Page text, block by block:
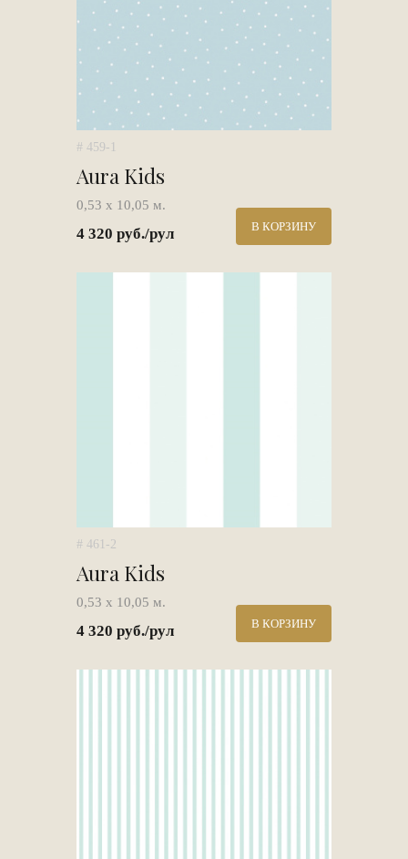
# 459-1
Aura Kids
0,53 х 10,05 м.
4 320 руб./рул В КОРЗИНУ
# 461-2
Aura Kids
0,53 х 10,05 м.
4 320 руб./рул В КОРЗИНУ